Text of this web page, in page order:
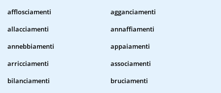
afflosciamenti
agganciamenti
allacciamenti
annaffiamenti
annebbiamenti
appaiamenti
arricciamenti
associamenti
bilanciamenti
bruciamenti